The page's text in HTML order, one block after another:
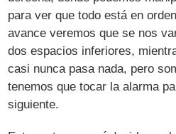
para ver que todo está en
avance veremos que se nos
dos espacios inferiores,
casi nunca pasa nada, pero
tenemos que tocar la alarma
siguiente.